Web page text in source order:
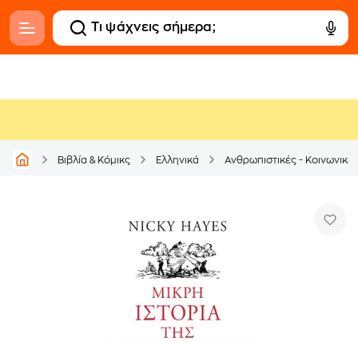
Βιβλία & Κόμικς Ελληνικά Ανθρωπιστικές -